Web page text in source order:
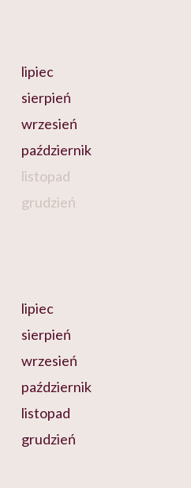
lipiec
sierpień
wrzesień
październik
listopad
grudzień
lipiec
sierpień
wrzesień
październik
listopad
grudzień